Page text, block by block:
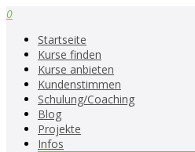
0
Startseite
Kurse finden
Kurse anbieten
Kundenstimmen
Schulung/Coaching
Blog
Projekte
Infos